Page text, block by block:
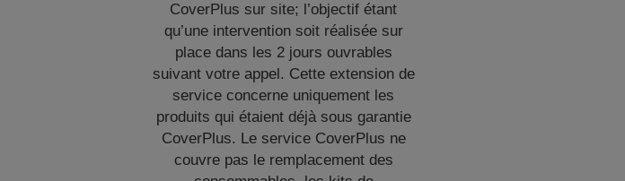
CoverPlus sur site; l’objectif étant
qu’une intervention soit réalisée sur
place dans les 2 jours ouvrables
suivant votre appel. Cette extension de
service concerne uniquement les
produits qui étaient déjà sous garantie
CoverPlus. Le service CoverPlus ne
couvre pas le remplacement des